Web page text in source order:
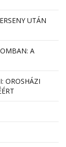
UTÁN
A
OROSHÁZI